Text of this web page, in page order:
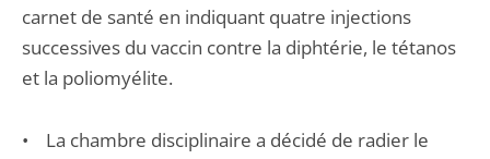
carnet de santé en indiquant quatre injections
successives du vaccin contre la diphtérie, le tétanos
et la poliomyélite.
• La chambre disciplinaire a décidé de radier le